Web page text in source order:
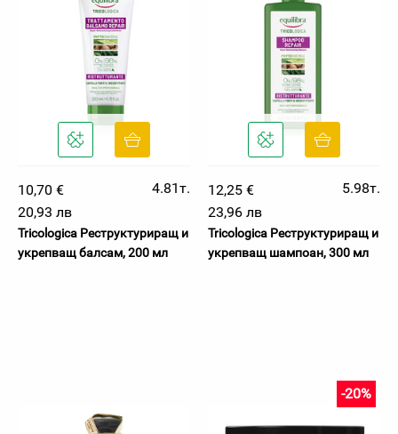
10,70 €
4.81т.
20,93 лв
Tricologica Реструктуриращ и
укрепващ балсам, 200 мл
12,25 €
5.98т.
23,96 лв
Tricologica Реструктуриращ и
укрепващ шампоан, 300 мл
-20%